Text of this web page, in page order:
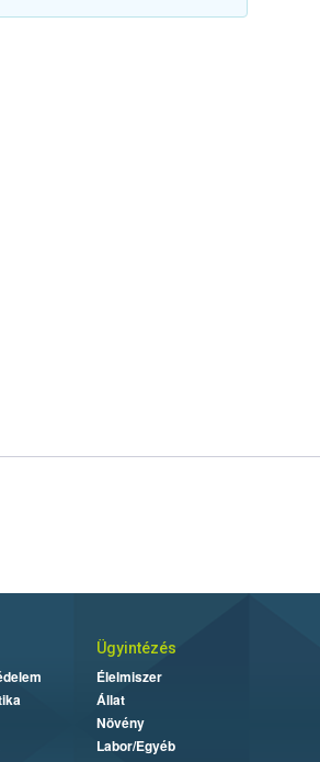
Ügyintézés
Élelmiszer
Állat
Növény
Labor/Egyéb